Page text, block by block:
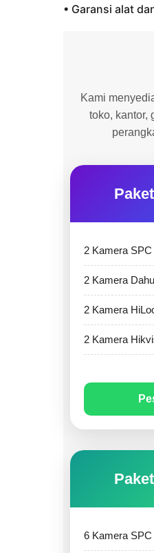
• Garansi alat
Kami
toko, kantor,
2 Kamera SPC
2 Kamera
2 Kamera
2 Kamera
6 Kamera SPC